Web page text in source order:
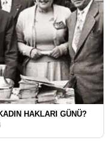
HAKLARI GÜNÜ?